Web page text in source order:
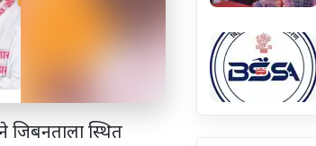
स्थित